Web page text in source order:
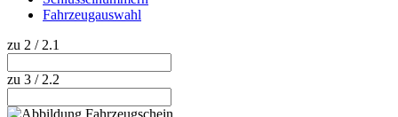
Fahrzeugauswahl
zu 2 / 2.1
zu 3 / 2.2